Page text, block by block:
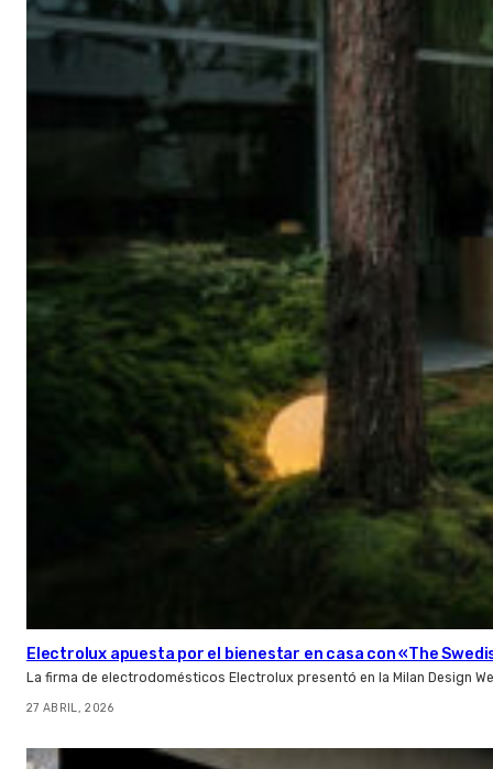
Electrolux apuesta por el bienestar en casa con «The
La firma de electrodomésticos Electrolux presentó en la Milan Design
27 ABRIL, 2026